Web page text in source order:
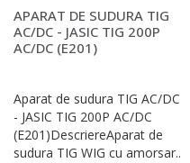
APARAT DE SUDURA TIG
AC/DC - JASIC TIG 200P
AC/DC (E201)
Aparat de sudura TIG AC/DC
- JASIC TIG 200P AC/DC
(E201)DescriereAparat de
sudura TIG WIG cu amorsar..